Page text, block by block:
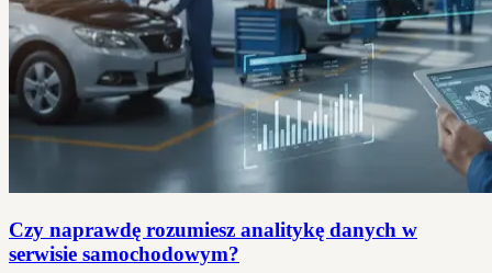
Czy naprawdę rozumiesz analitykę danych w
serwisie samochodowym?